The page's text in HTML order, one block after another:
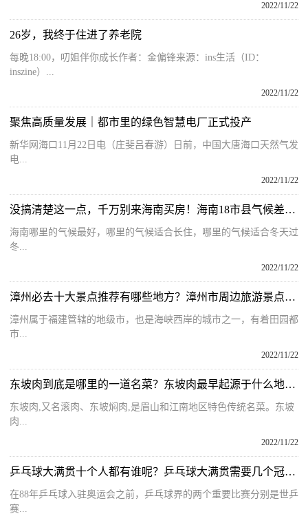
2022/11/22
26岁，我终于住进了养老院
每晚18:00，叨姐伴你成长作者：金偏锋来源：ins生活（ID：
inszine）...
2022/11/22
聚焦高质量发展｜都市里的绿色智慧电厂正式投产
新华网海口11月22日电（庄斐吕春游）日前，中国大唐海口天然气发
电...
2022/11/22
没搞清楚这一点，千万别来海南买房！海南18市县气候差异讲解
海南哪里的气候最好，哪里的气候适合长住，哪里的气候适合冬天过
冬...
2022/11/22
漳州必去十大景点推荐有哪些地方？漳州市周边旅游景点大全有哪些？
漳州属于福建管辖的地级市，也是海峡西岸的城市之一，有着田园都
市...
2022/11/22
东坡肉到底是哪里的一道名菜？东坡肉最早起源于什么地方的菜呢？
东坡肉,又名滚肉、东坡焖肉,是眉山和江南地区特色传统名菜。东坡
肉...
2022/11/22
乒乓球大满贯十个人都有谁呢？乒乓球大满贯需要几个冠军才能进？
在88年乒乓球入驻奥运会之前，乒乓球界的两个重要比赛分别是世乒
赛...